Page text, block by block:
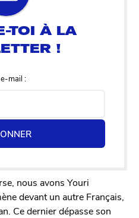
mail :
nous avons Youri
devant un autre Français,
Ce dernier dépasse son